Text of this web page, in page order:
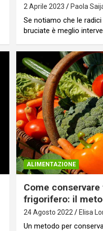
2 Aprile 2023 Paola
Se notiamo che le
bruciate è meglio
ALIMENTAZIONE
Come
frigorifero: il
24 Agosto 2022 Elisa
Un metodo per